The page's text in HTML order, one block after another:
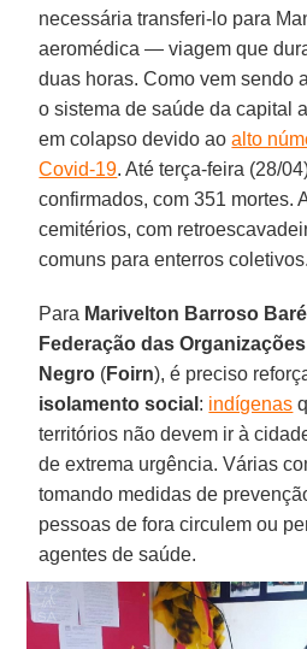
necessária transferi-lo para
aeromédica — viagem que
duas horas. Como vem sendo
o sistema de saúde da capital
em colapso devido aoalto
Covid-19. Até terça-feira (28/
confirmados, com 351 mortes.
cemitérios, com
comuns para enterros coletivos.
Para Marivelton Barroso Baré
Federação das
Negro (Foirn), é preciso
isolamento social : indígenas
territórios não devem ir à
de extrema urgência. Várias
tomando medidas de
pessoas de fora circulem ou
agentes de saúde.